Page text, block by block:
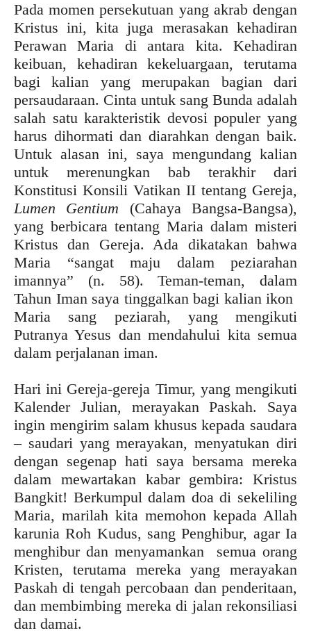
Pada momen persekutuan yang akrab dengan
Kristus ini, kita juga merasakan kehadiran
Perawan Maria di antara kita. Kehadiran
keibuan, kehadiran kekeluargaan, terutama
bagi kalian yang merupakan bagian dari
persaudaraan. Cinta untuk sang Bunda adalah
salah satu karakteristik devosi populer yang
harus dihormati dan diarahkan dengan baik.
Untuk alasan ini, saya mengundang kalian
untuk merenungkan bab terakhir dari
Konstitusi Konsili Vatikan II tentang Gereja,
Lumen Gentium (Cahaya Bangsa-Bangsa),
yang berbicara tentang Maria dalam misteri
Kristus dan Gereja. Ada dikatakan bahwa
Maria “sangat maju dalam peziarahan
imannya” (n. 58). Teman-teman, dalam
Tahun Iman saya tinggalkan bagi kalian ikon
Maria sang peziarah, yang mengikuti
Putranya Yesus dan mendahului kita semua
dalam perjalanan iman.
Hari ini Gereja-gereja Timur, yang mengikuti
Kalender Julian, merayakan Paskah. Saya
ingin mengirim salam khusus kepada saudara
– saudari yang merayakan, menyatukan diri
dengan segenap hati saya bersama mereka
dalam mewartakan kabar gembira: Kristus
Bangkit! Berkumpul dalam doa di sekeliling
Maria, marilah kita memohon kepada Allah
karunia Roh Kudus, sang Penghibur, agar Ia
menghibur dan menyamankan semua orang
Kristen, terutama mereka yang merayakan
Paskah di tengah percobaan dan penderitaan,
dan membimbing mereka di jalan rekonsiliasi
dan damai.